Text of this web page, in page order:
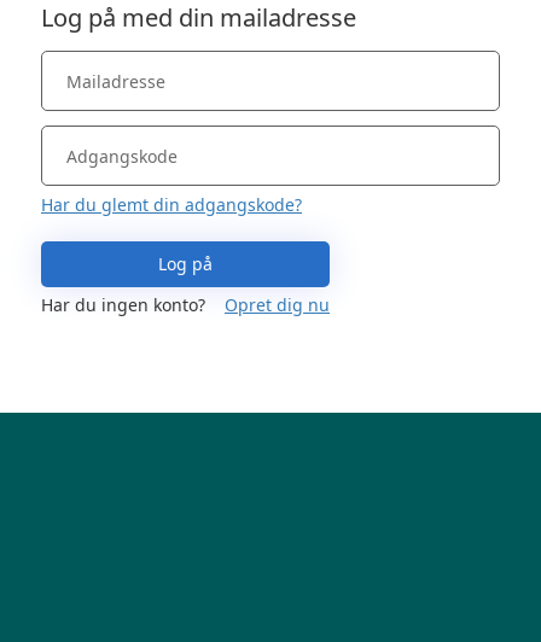
Log på med din mailadresse
Har du glemt din adgangskode?
Log på
Har du ingen konto?
Opret dig nu